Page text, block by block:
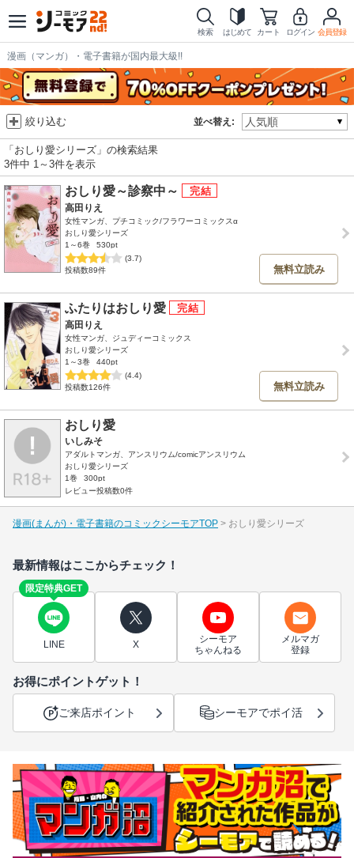
検索 はじめて カート ログイン 会員登録
漫画（マンガ）・電子書籍が国内最大級!!
並べ替え:
絞り込む
「おしり愛シリーズ」の検索結果
3件中 1～3件を表示
おしり愛～診察中～
高田りえ
女性マンガ、プチコミック/フラワーコミックスα
おしり愛シリーズ
1～6巻
530pt
(3.7)
投稿数89件
無料立読み
ふたりはおしり愛
高田りえ
女性マンガ、ジュディーコミックス
おしり愛シリーズ
1～3巻
440pt
(4.4)
投稿数126件
無料立読み
おしり愛
いしみそ
アダルトマンガ、アンスリウム/comicアンスリウム
おしり愛シリーズ
1巻
300pt
レビュー投稿数0件
漫画(まんが)・電子書籍のコミックシーモアTOP おしり愛シリーズ
最新情報はここからチェック！
限定特典GET
LINE X
シーモア
ちゃんねる
メルマガ
登録
お得にポイントゲット！
ご来店ポイント シーモアでポイ活